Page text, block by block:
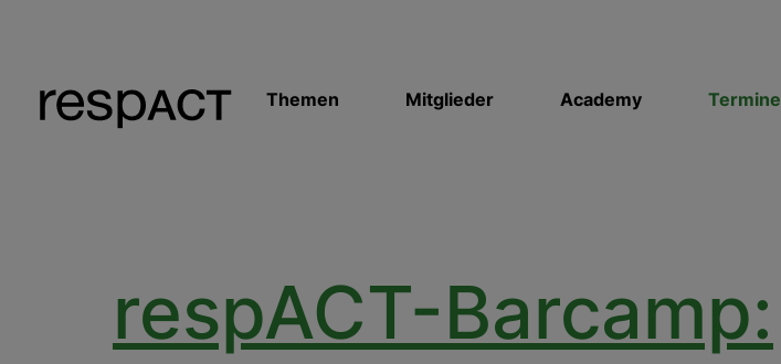
Themen Mitglieder Academy Termine
respACT-Barcamp: